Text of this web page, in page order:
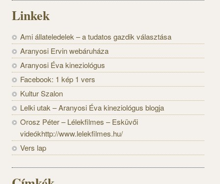
Linkek
Ami állateledelek – a tudatos gazdik választása
Aranyosi Ervin webáruháza
Aranyosi Éva kineziológus
Facebook: 1 kép 1 vers
Kultur Szalon
Lelki utak – Aranyosi Éva kineziológus blogja
Orosz Péter – Lélekfilmes – Esküvői
videókhttp://www.lelekfilmes.hu/
Vers lap